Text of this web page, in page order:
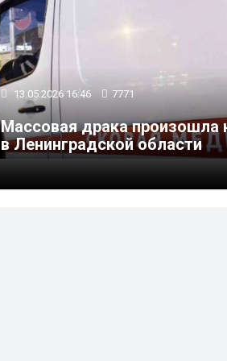
13.05.2026 16:46 7771
Массовая драка произошла
в Ленинградской области